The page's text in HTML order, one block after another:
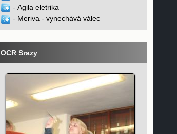
- Agila eletrika
- Meriva - vynechává válec
OCR Srazy